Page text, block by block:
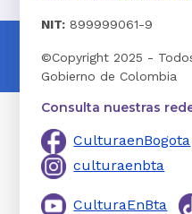
NIT: 899999061-9
©Copyright 2025 -
Gobierno de Colombia
Consulta nuestras
CulturaenBogota
culturaenbta
CulturaEnBta